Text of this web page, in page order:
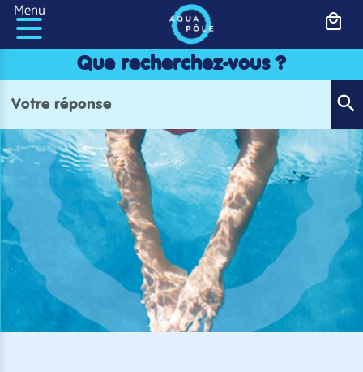
Panneau de gestion des cookies
Menu
Que recherchez-vous ?